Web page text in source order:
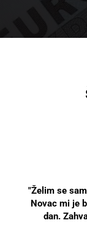
"Želim se
Novac mi je
dan.